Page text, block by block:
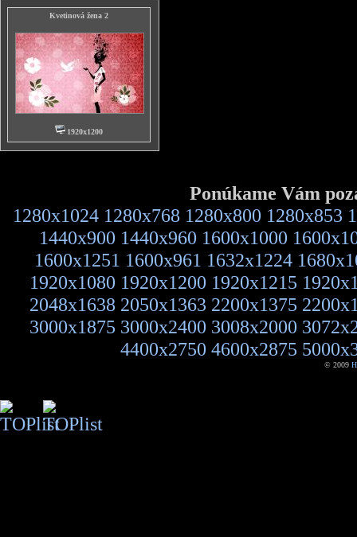
Kvetinová žena 2
1920x1200
Ponúkame Vám
1280x1024 1280x768 1280x800 1280x853
1440x900 1440x960 1600x1000
1600x1251 1600x961 1632x1224
1920x1080 1920x1200 1920x1215
2048x1638 2050x1363 2200x1375
3000x1875 3000x2400 3008x2000
4400x2750 4600x2875
© 2009